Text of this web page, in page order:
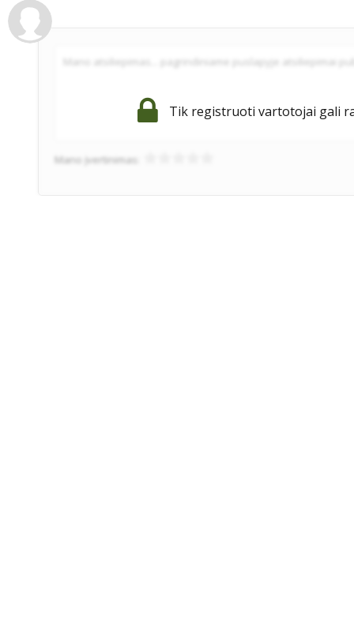
Tik registruoti vartotojai gali
Mano įvertinimas: